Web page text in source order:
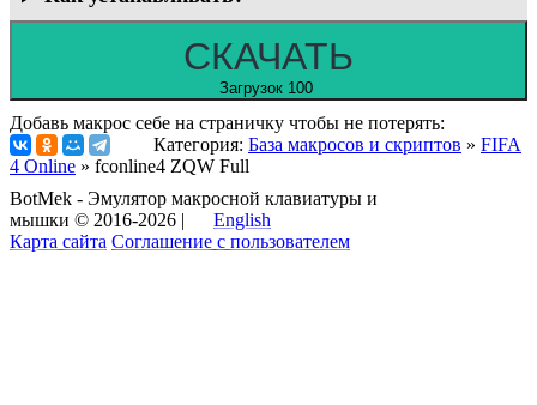
СКАЧАТЬ
Загрузок 100
Добавь макрос себе на страничку чтобы не потерять:
Категория: База макросов и скриптов » FIFA
4 Online » fconline4 ZQW Full
BotMek - Эмулятор макросной клавиатуры и
мышки © 2016-2026 |
English
Карта сайта Соглашение с пользователем